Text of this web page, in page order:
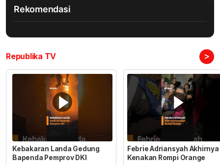
Rekomendasi
Republika TV >
Kebakaran Landa Gedung
Bapenda Pemprov DKI
Febrie Adriansyah Akhirnya
Kenakan Rompi Orange